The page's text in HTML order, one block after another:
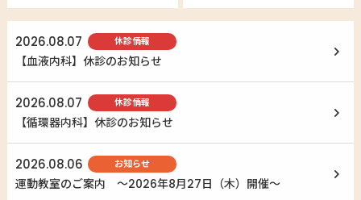
2026.08.07 休診情報
【血液内科】休診のお知らせ
2026.08.07 休診情報
【循環器内科】休診のお知らせ
2026.08.06 お知らせ
運動教室のご案内 ～2026年8月27日（木）開催～